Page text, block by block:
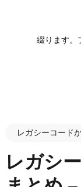
綴ります。
レガシーコード
レガシ